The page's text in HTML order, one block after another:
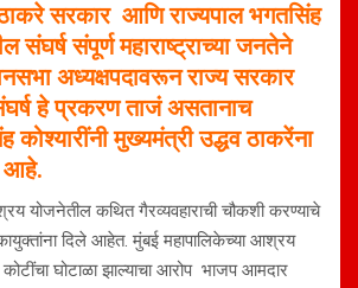
सरकार आणि राज्यपाल भगतसिंह
संघर्ष संपूर्ण महाराष्ट्राच्या जनतेने
अध्यक्षपदावरून राज्य सरकार
हे प्रकरण ताजं असतानाच
कोश्यारींनी मुख्यमंत्री उद्धव ठाकरेंना
आहे.
योजनेतील कथित गैरव्यवहाराची चौकशी करण्याचे
दिले आहेत. मुंबई महापालिकेच्या आश्रय
घोटाळा झाल्याचा आरोप भाजप आमदार